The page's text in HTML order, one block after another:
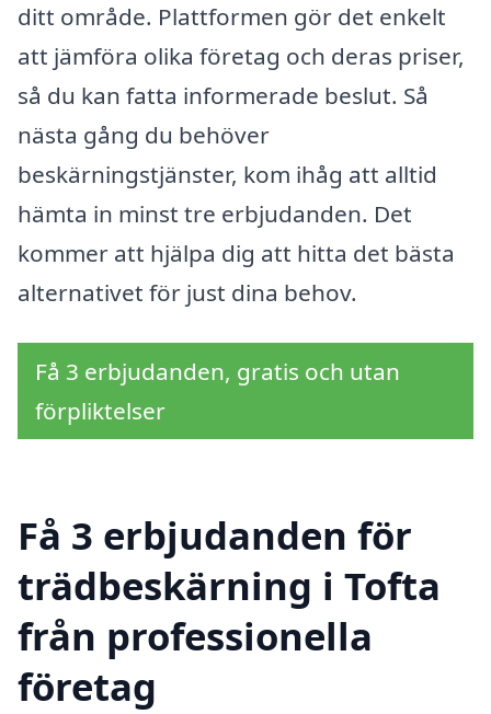
ditt område. Plattformen gör det enkelt
att jämföra olika företag och deras priser,
så du kan fatta informerade beslut. Så
nästa gång du behöver
beskärningstjänster, kom ihåg att alltid
hämta in minst tre erbjudanden. Det
kommer att hjälpa dig att hitta det bästa
alternativet för just dina behov.
Få 3 erbjudanden, gratis och utan
förpliktelser
Få 3 erbjudanden för
trädbeskärning i Tofta
från professionella
företag